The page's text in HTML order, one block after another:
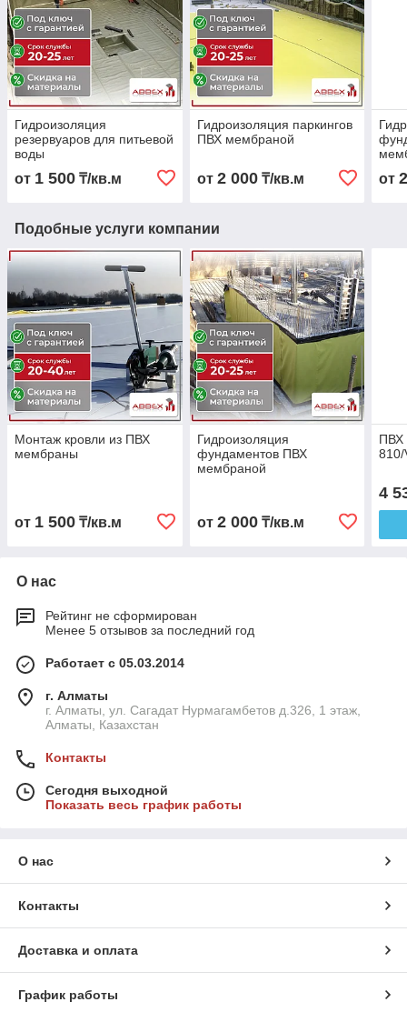
Гидроизоляция
резервуаров для питьевой
воды
от 1 500 ₸/кв.м
Гидроизоляция паркингов
ПВХ мембраной
от 2 000₸/кв.м от
Подобные услуги компании
Монтаж кровли из ПВХ
мембраны
от 1 500 ₸/кв.м
Гидроизоляция
фундаментов ПВХ
мембраной
от 2 000₸/кв.м
ПВХ
4
О нас
Рейтинг не сформирован
Менее 5 отзывов за последний год
Работает с 05.03.2014
г. Алматы
г. Алматы, ул. Сагадат Нурмагамбетов д.326, 1 этаж,
Алматы, Казахстан
Контакты
Сегодня выходной
Показать весь график работы
О нас
Контакты
Доставка и оплата
График работы